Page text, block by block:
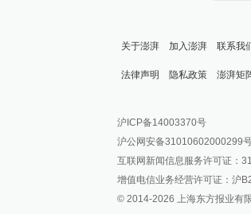
关于澎湃 加入澎湃 联系我
法律声明 隐私政策 澎湃矩
澎湃新闻公众号
澎湃新闻抖音号
派生万物开放
IP SHANGHAI
报料邮箱:
沪ICP备14003370号
沪公网安备31010602000299
互联网新闻信息服务许可证：
增值电信业务经营许可证：沪
© 2014-2026 上海东方报业有